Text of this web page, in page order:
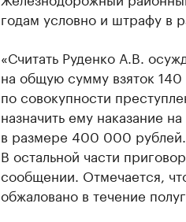
годам условно и штрафу в
«Считать Руденко А.В.
на общую сумму взяток
по совокупности
назначить ему наказание
в размере 400 000 рублей.
В остальной части
сообщении. Отмечается,
обжаловано в течение